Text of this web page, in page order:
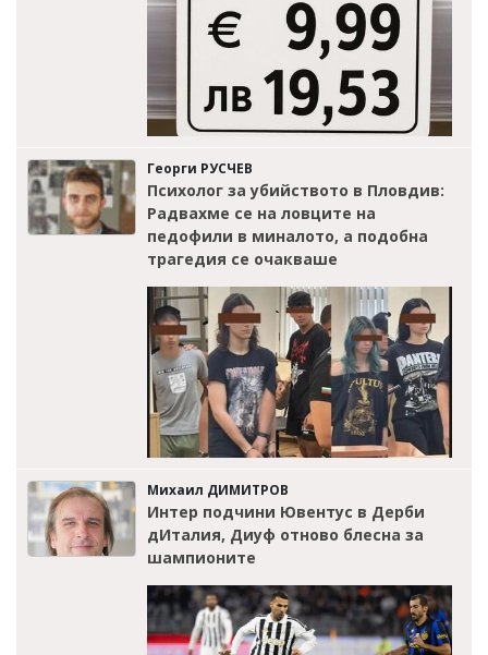
Георги РУСЧЕВ
Психолог за убийството в Пловдив:
Радвахме се на ловците на
педофили в миналото, а подобна
трагедия се очакваше
Михаил ДИМИТРОВ
Интер подчини Ювентус в Дерби
дИталия, Диуф отново блесна за
шампионите